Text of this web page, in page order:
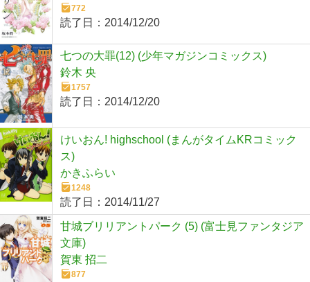
772
読了日： 2014/12/20
七つの大罪(12) (少年マガジンコミックス)
鈴木 央
1757
読了日： 2014/12/20
けいおん! highschool (まんがタイムKRコミック
ス)
かきふらい
1248
読了日： 2014/11/27
甘城ブリリアントパーク (5) (富士見ファンタジア
文庫)
賀東 招二
877